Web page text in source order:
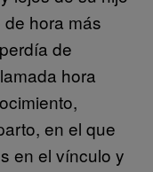
hora más
de
hora
en el que
en el vínculo y